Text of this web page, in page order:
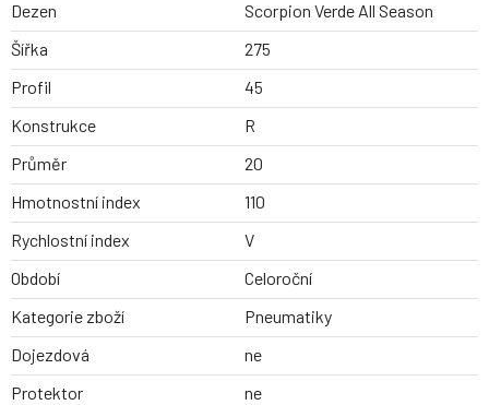
Dezen
Scorpion Verde All Season
Šířka
275
Profil
45
Konstrukce
R
Průměr
20
Hmotnostní index
110
Rychlostní index
V
Období
Celoroční
Kategorie zboží
Pneumatiky
Dojezdová
ne
Protektor
ne